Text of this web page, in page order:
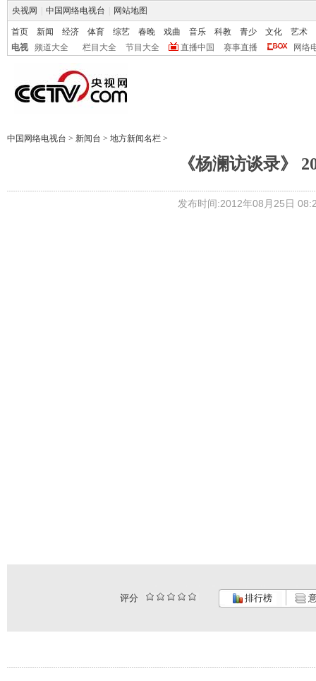
央视网 中国网络电视台 网站地图
首页 新闻 经济 体育 综艺 春晚 戏曲 音乐 科教 青少 文化
艺术
电视
频道大全 栏目大全 节目大全 直播中国 赛事直播 网络
中国网络电视台 > 新闻台 > 地方新闻名栏 >
《杨澜访谈录》
发布时间:2012年08月25日
评分 排行榜